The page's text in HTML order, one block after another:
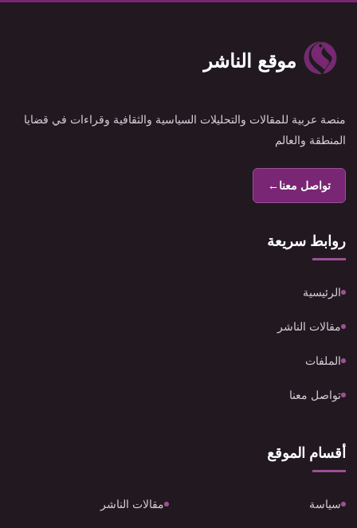
موقع الناشر
منصة عربية للمقالات والتحليلات السياسية والثقافية وقراءات في قضايا
المنطقة والعالم
تواصل معنا←
روابط سريعة
الرئيسية
مقالات الناشر
الملفات
تواصل معنا
أقسام الموقع
سياسة مقالات الناشر